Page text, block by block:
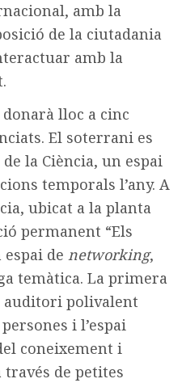
amb la
de la ciutadania
amb la
lloc a cinc
El soterrani es
la Ciència, un espai
temporals l’any. A
ubicat a la planta
permanent “Els
espai denetworking,
temàtica. La primera
auditori polivalent
i l’espai
coneixement i
través de petites